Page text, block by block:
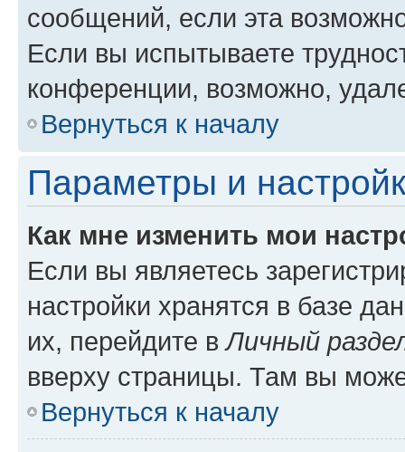
сообщений, если эта
Если вы испытываете
конференции, возможно,
Вернуться к началу
Параметры и
Как мне изменить мои
Если вы являетесь
настройки хранятся в базе
их, перейдите вЛичный
вверху страницы. Там вы
Вернуться к началу